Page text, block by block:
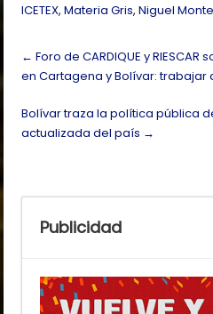
ICETEX,Materia Gris,Niguel
Post
navigation
← Foro de CARDIQUE y
en Cartagena y Bolívar: trabajar
Bolívar traza la política pública
actualizada del país →
Publicidad